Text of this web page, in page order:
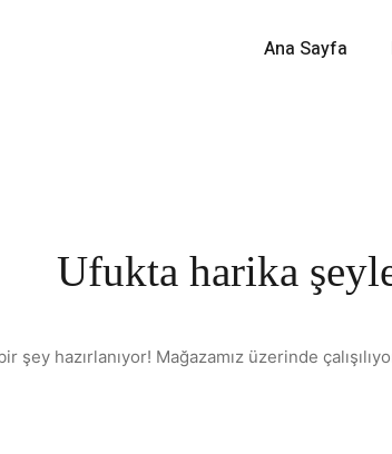
Ana Sayfa
Ufukta harika
şey hazırlanıyor! Mağazamız üzerinde